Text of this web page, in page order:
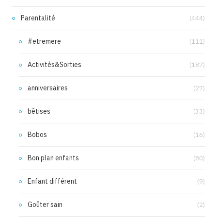
Parentalité (444)
#etremere (111)
Activités&Sorties (187)
anniversaires (27)
bêtises (33)
Bobos (16)
Bon plan enfants (80)
Enfant différent (9)
Goûter sain (2)